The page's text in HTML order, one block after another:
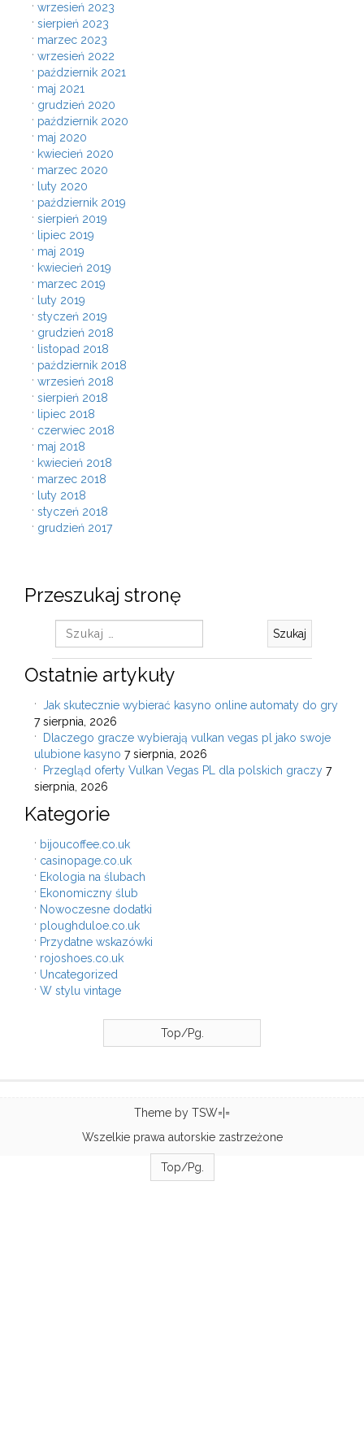
wrzesień 2023
sierpień 2023
marzec 2023
wrzesień 2022
październik 2021
maj 2021
grudzień 2020
październik 2020
maj 2020
kwiecień 2020
marzec 2020
luty 2020
październik 2019
sierpień 2019
lipiec 2019
maj 2019
kwiecień 2019
marzec 2019
luty 2019
styczeń 2019
grudzień 2018
listopad 2018
październik 2018
wrzesień 2018
sierpień 2018
lipiec 2018
czerwiec 2018
maj 2018
kwiecień 2018
marzec 2018
luty 2018
styczeń 2018
grudzień 2017
Przeszukaj stronę
Szukaj:
Ostatnie artykuły
Jak skutecznie wybierać kasyno online automaty do gry
7 sierpnia, 2026
Dlaczego gracze wybierają vulkan vegas pl jako swoje
ulubione kasyno 7 sierpnia, 2026
Przegląd oferty Vulkan Vegas PL dla polskich graczy 7
sierpnia, 2026
Kategorie
bijoucoffee.co.uk
casinopage.co.uk
Ekologia na ślubach
Ekonomiczny ślub
Nowoczesne dodatki
ploughduloe.co.uk
Przydatne wskazówki
rojoshoes.co.uk
Uncategorized
W stylu vintage
Top/Pg.
Theme by TSW=|=
Wszelkie prawa autorskie zastrzeżone
Top/Pg.